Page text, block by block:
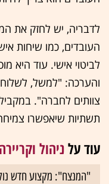
לדבריה, יש לחזק את
העובדים, כמו שיחות
לביטוי אישי. עוד היא
והערכה: "למשל,
צוותים לחברה".
תשתיות שיאפשרו
עוד עלניהול וקריירה
"המנצח": מקצוע חדש